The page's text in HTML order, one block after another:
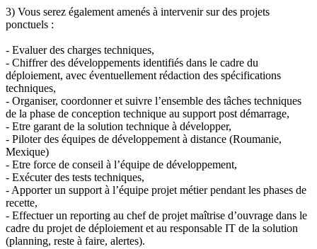
3) Vous serez également amenés à intervenir sur des projets
ponctuels :
- Evaluer des charges techniques,
- Chiffrer des développements identifiés dans le cadre du
déploiement, avec éventuellement rédaction des spécifications
techniques,
- Organiser, coordonner et suivre l’ensemble des tâches techniques
de la phase de conception technique au support post démarrage,
- Etre garant de la solution technique à développer,
- Piloter des équipes de développement à distance (Roumanie,
Mexique)
- Etre force de conseil à l’équipe de développement,
- Exécuter des tests techniques,
- Apporter un support à l’équipe projet métier pendant les phases de
recette,
- Effectuer un reporting au chef de projet maîtrise d’ouvrage dans le
cadre du projet de déploiement et au responsable IT de la solution
(planning, reste à faire, alertes).